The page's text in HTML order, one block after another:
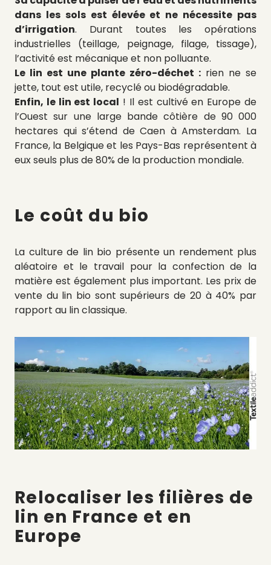
dans les sols est élevée et ne nécessite pas
d’irrigation. Durant toutes les opérations
industrielles (teillage, peignage, filage, tissage),
l’activité est mécanique et non polluante.
Le lin est une plante zéro-déchet : rien ne se
jette, tout est utile, recyclé ou biodégradable.
Enfin, le lin est local ! Il est cultivé en Europe de
l’Ouest sur une large bande côtière de 90 000
hectares qui s’étend de Caen à Amsterdam. La
France, la Belgique et les Pays-Bas représentent à
eux seuls plus de 80% de la production mondiale.
Le coût du bio
La culture de lin bio présente un rendement plus
aléatoire et le travail pour la confection de la
matière est également plus important. Les prix de
vente du lin bio sont supérieurs de 20 à 40% par
rapport au lin classique.
Relocaliser les filières de
lin en France et en
Europe